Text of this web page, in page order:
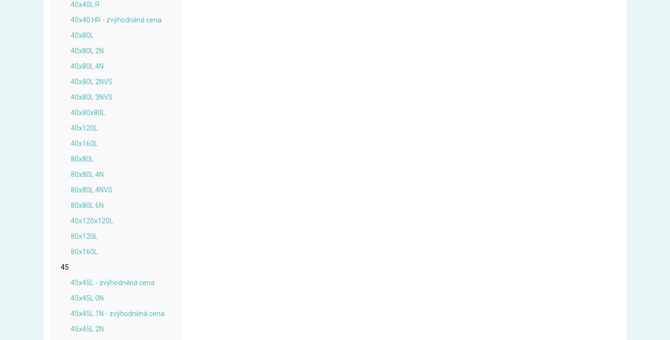
40x40L R
40x40 HR - zvýhodněná cena
40x80L
40x80L 2N
40x80L 4N
40x80L 2NVS
40x80L 3NVS
40x80x80L
40x120L
40x160L
80x80L
80x80L 4N
80x80L 4NVS
80x80L 6N
40x120x120L
80x120L
80x160L
45
45x45L - zvýhodněná cena
45x45L 0N
45x45L 1N - zvýhodněná cena
45x45L 2N